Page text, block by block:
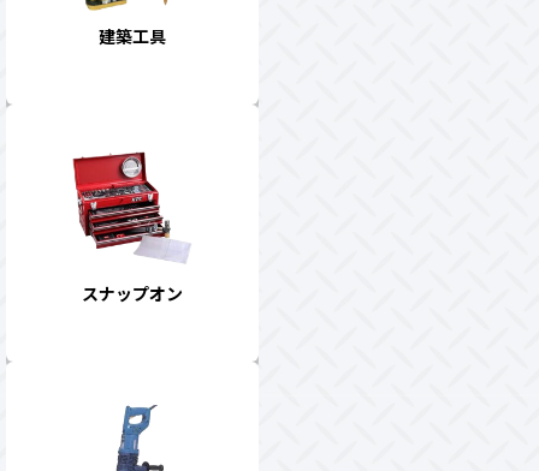
建築工具
スナップオン